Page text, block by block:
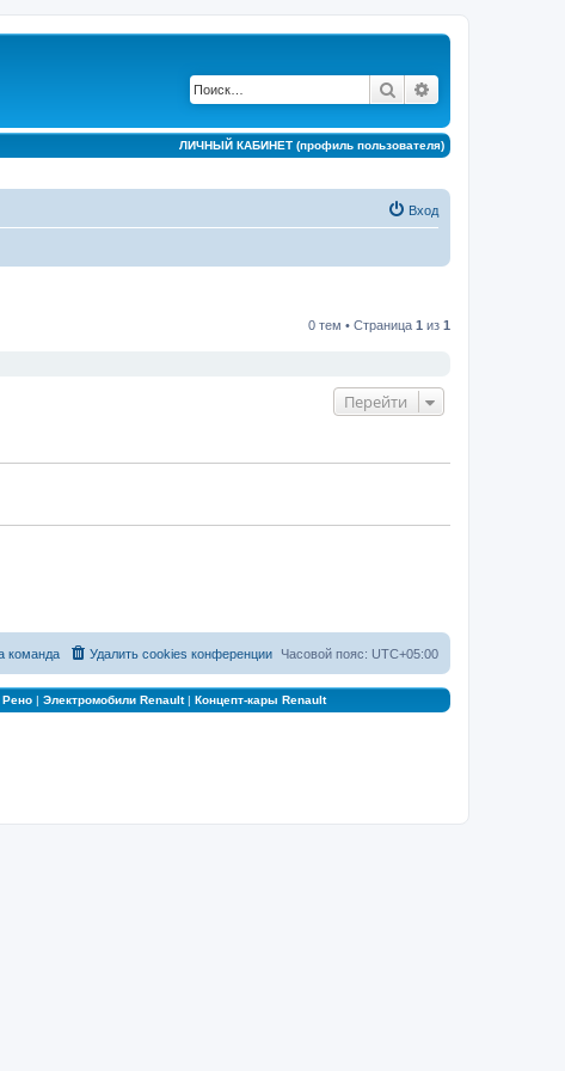
Поиск
ЛИЧНЫЙ КАБИНЕТ (профиль пользователя)
Вход
0 тем • Страница 1 из 1
Перейти
Часовой пояс: UTC+05:00
Удалить cookies конференции
команда
Рено| Электромобили Renault| Концепт-кары Renault